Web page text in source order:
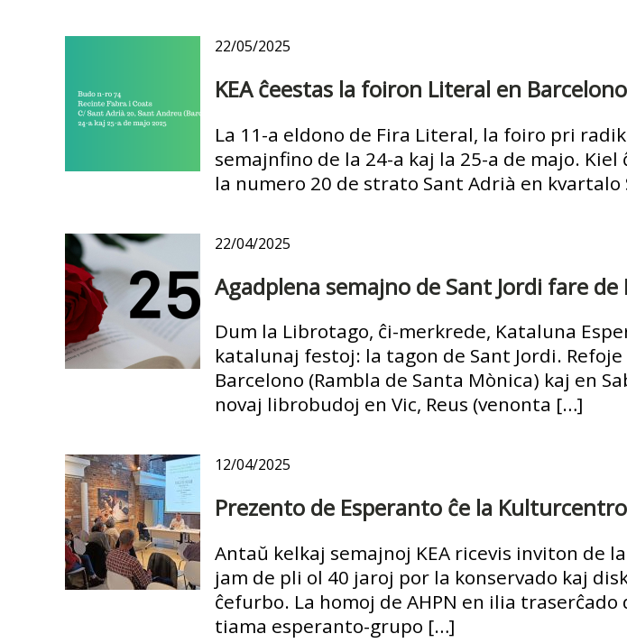
22/05/2025
KEA ĉeestas la foiron Literal en Barcelono
La 11-a eldono de Fira Literal, la foiro pri
semajnfino de la 24-a kaj la 25-a de majo.
la numero 20 de strato Sant Adrià en
22/04/2025
Agadplena semajno de Sant Jordi fare de
Dum la Librotago, ĉi-merkrede, Kataluna
katalunaj festoj: la tagon de Sant Jordi.
Barcelono (Rambla de Santa Mònica) kaj en
novaj librobudoj en Vic, Reus (venonta […]
12/04/2025
Prezento de Esperanto ĉe la
Antaŭ kelkaj semajnoj KEA ricevis inviton de
jam de pli ol 40 jaroj por la konservado kaj
ĉefurbo. La homoj de AHPN en ilia
tiama esperanto-grupo […]